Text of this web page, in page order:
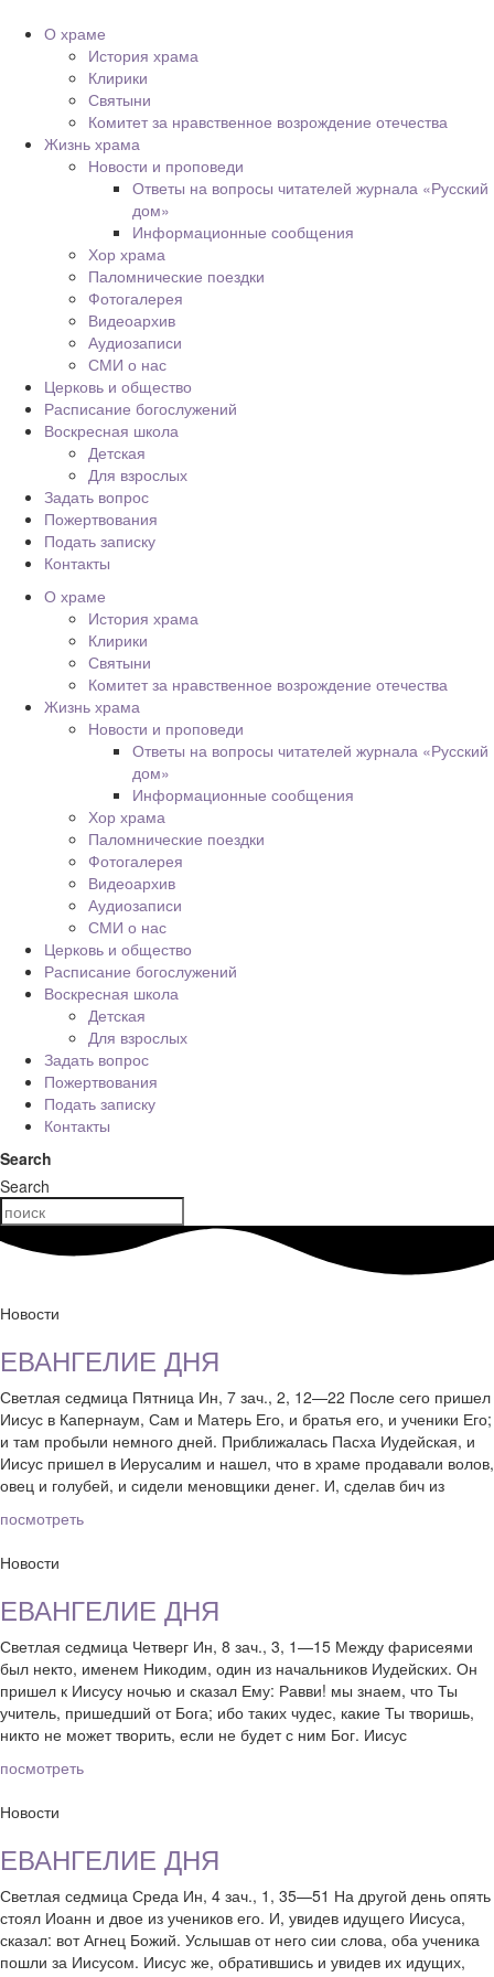
О храме
История храма
Клирики
Святыни
Комитет за нравственное возрождение отечества
Жизнь храма
Новости и проповеди
Ответы на вопросы читателей журнала «Русский
дом»
Информационные сообщения
Хор храма
Паломнические поездки
Фотогалерея
Видеоархив
Аудиозаписи
СМИ о нас
Церковь и общество
Расписание богослужений
Воскресная школа
Детская
Для взрослых
Задать вопрос
Пожертвования
Подать записку
Контакты
О храме
История храма
Клирики
Святыни
Комитет за нравственное возрождение отечества
Жизнь храма
Новости и проповеди
Ответы на вопросы читателей журнала «Русский
дом»
Информационные сообщения
Хор храма
Паломнические поездки
Фотогалерея
Видеоархив
Аудиозаписи
СМИ о нас
Церковь и общество
Расписание богослужений
Воскресная школа
Детская
Для взрослых
Задать вопрос
Пожертвования
Подать записку
Контакты
Search
Search
Новости
ЕВАНГЕЛИЕ ДНЯ
Светлая седмица Пятница Ин, 7 зач., 2, 12—22 После сего пришел
Иисус в Капернаум, Сам и Матерь Его, и братья его, и ученики Его;
и там пробыли немного дней. Приближалась Пасха Иудейская, и
Иисус пришел в Иерусалим и нашел, что в храме продавали волов,
овец и голубей, и сидели меновщики денег. И, сделав бич из
посмотреть
Новости
ЕВАНГЕЛИЕ ДНЯ
Светлая седмица Четверг Ин, 8 зач., 3, 1—15 Между фарисеями
был некто, именем Никодим, один из начальников Иудейских. Он
пришел к Иисусу ночью и сказал Ему: Равви! мы знаем, что Ты
учитель, пришедший от Бога; ибо таких чудес, какие Ты творишь,
никто не может творить, если не будет с ним Бог. Иисус
посмотреть
Новости
ЕВАНГЕЛИЕ ДНЯ
Светлая седмица Среда Ин, 4 зач., 1, 35—51 На другой день опять
стоял Иоанн и двое из учеников его. И, увидев идущего Иисуса,
сказал: вот Агнец Божий. Услышав от него сии слова, оба ученика
пошли за Иисусом. Иисус же, обратившись и увидев их идущих,